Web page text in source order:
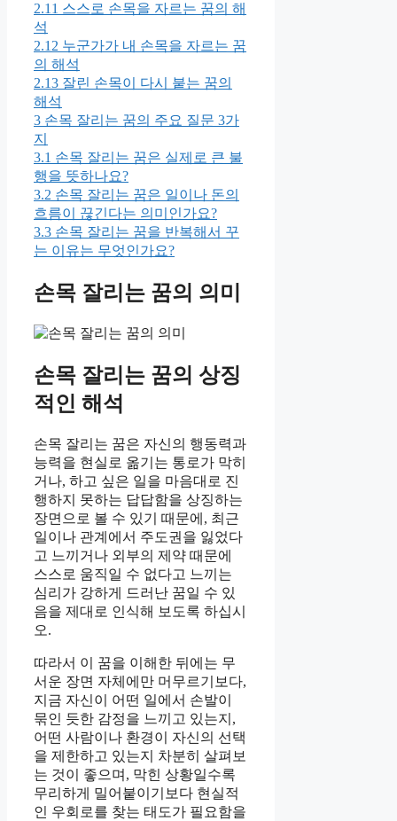
2.11 스스로 손목을 자르는 꿈의 해
석
2.12 누군가가 내 손목을 자르는 꿈
의 해석
2.13 잘린 손목이 다시 붙는 꿈의
해석
3 손목 잘리는 꿈의 주요 질문 3가
지
3.1 손목 잘리는 꿈은 실제로 큰 불
행을 뜻하나요?
3.2 손목 잘리는 꿈은 일이나 돈의
흐름이 끊긴다는 의미인가요?
3.3 손목 잘리는 꿈을 반복해서 꾸
는 이유는 무엇인가요?
손목 잘리는 꿈의 의미
손목 잘리는 꿈의 상징
적인 해석
손목 잘리는 꿈은 자신의 행동력과
능력을 현실로 옮기는 통로가 막히
거나, 하고 싶은 일을 마음대로 진
행하지 못하는 답답함을 상징하는
장면으로 볼 수 있기 때문에, 최근
일이나 관계에서 주도권을 잃었다
고 느끼거나 외부의 제약 때문에
스스로 움직일 수 없다고 느끼는
심리가 강하게 드러난 꿈일 수 있
음을 제대로 인식해 보도록 하십시
오.
따라서 이 꿈을 이해한 뒤에는 무
서운 장면 자체에만 머무르기보다,
지금 자신이 어떤 일에서 손발이
묶인 듯한 감정을 느끼고 있는지,
어떤 사람이나 환경이 자신의 선택
을 제한하고 있는지 차분히 살펴보
는 것이 좋으며, 막힌 상황일수록
무리하게 밀어붙이기보다 현실적
인 우회로를 찾는 태도가 필요함을